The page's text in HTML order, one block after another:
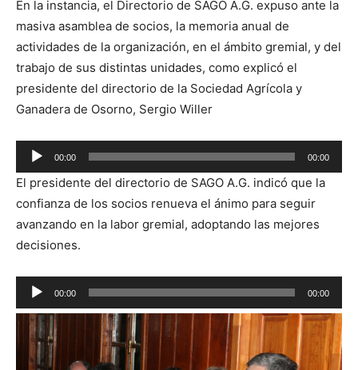
En la instancia, el Directorio de SAGO A.G. expuso ante la
masiva asamblea de socios, la memoria anual de
actividades de la organización, en el ámbito gremial, y del
trabajo de sus distintas unidades, como explicó el
presidente del directorio de la Sociedad Agrícola y
Ganadera de Osorno, Sergio Willer
Reproductor
de
audio
00:00 00:00
El presidente del directorio de SAGO A.G. indicó que la
confianza de los socios renueva el ánimo para seguir
avanzando en la labor gremial, adoptando las mejores
decisiones.
Reproductor
de
audio
00:00 00:00